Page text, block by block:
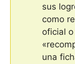
sus
como
oficial
una